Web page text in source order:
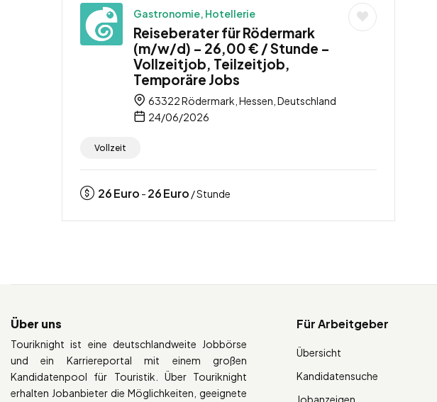
Gastronomie, Hotellerie
Reiseberater für Rödermark
(m/w/d) – 26,00 € / Stunde –
Vollzeitjob, Teilzeitjob,
Temporäre Jobs
63322 Rödermark, Hessen, Deutschland
24/06/2026
Vollzeit
26Euro - 26Euro / Stunde
Über uns
Touriknight ist eine deutschlandweite Jobbörse
und ein Karriereportal mit einem großen
Kandidatenpool für Touristik. Über Touriknight
erhalten Jobanbieter die Möglichkeiten, geeignete
Für Arbeitgeber
Übersicht
Kandidatensuche
Jobanzeigen